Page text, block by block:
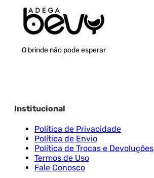
O brinde não pode esperar
Institucional
Política de Privacidade
Política de Envio
Política de Trocas e Devoluções
Termos de Uso
Fale Conosco